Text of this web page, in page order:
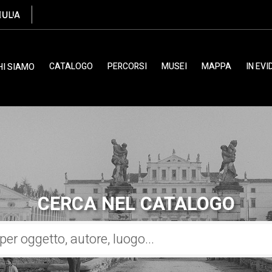
SIAMO CATALOGO PERCORSI MUSEI MAPPA IN
CERCA NEL CATALOGO